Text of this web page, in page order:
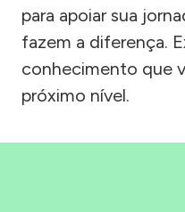
para apoiar sua
fazem a diferença.
conhecimento que
próximo nível.